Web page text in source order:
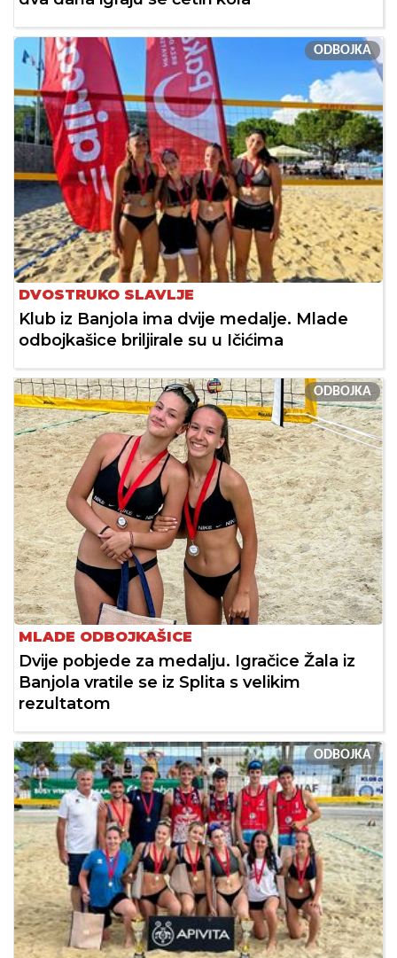
ODBOJKA
DVOSTRUKO SLAVLJE
Klub iz Banjola ima dvije medalje. Mlade
odbojkašice briljirale su u Ičićima
ODBOJKA
MLADE ODBOJKAŠICE
Dvije pobjede za medalju. Igračice Žala iz
Banjola vratile se iz Splita s velikim
rezultatom
ODBOJKA